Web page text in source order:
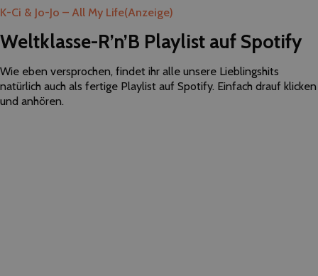
K-Ci & Jo-Jo – All My Life(Anzeige)
Weltklasse-R’n’B Playlist auf Spotify
Wie eben versprochen, findet ihr alle unsere Lieblingshits
natürlich auch als fertige Playlist auf Spotify. Einfach drauf klicken
und anhören.